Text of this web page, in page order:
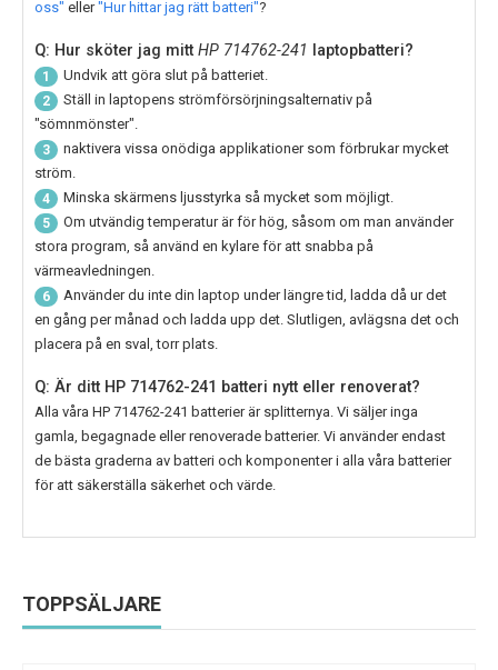
oss" eller"Hur hittar jag rätt batteri"?
Q: Hur sköter jag mitt HP 714762-241 laptopbatteri?
1 Undvik att göra slut på batteriet.
2
Ställ in laptopens strömförsörjningsalternativ på
"sömnmönster".
3
naktivera vissa onödiga applikationer som förbrukar mycket
ström.
4 Minska skärmens ljusstyrka så mycket som möjligt.
5
Om utvändig temperatur är för hög, såsom om man använder
stora program, så använd en kylare för att snabba på
värmeavledningen.
6
Använder du inte din laptop under längre tid, ladda då ur det
en gång per månad och ladda upp det. Slutligen, avlägsna det och
placera på en sval, torr plats.
Q: Är ditt HP 714762-241 batteri nytt eller renoverat?
Alla våra HP 714762-241 batterier är splitternya. Vi säljer inga
gamla, begagnade eller renoverade batterier. Vi använder endast
de bästa graderna av batteri och komponenter i alla våra batterier
för att säkerställa säkerhet och värde.
TOPPSÄLJARE